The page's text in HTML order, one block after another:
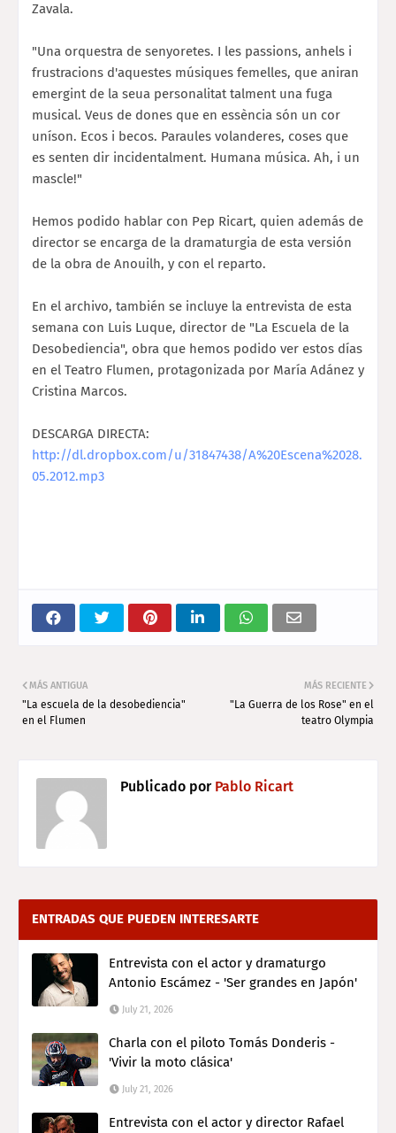
Zavala.
"Una orquestra de senyoretes. I les passions, anhels i
frustracions d'aquestes músiques femelles, que aniran
emergint de la seua personalitat talment una fuga
musical. Veus de dones que en essència són un cor
uníson. Ecos i becos. Paraules volanderes, coses que
es senten dir incidentalment. Humana música. Ah, i un
mascle!"
Hemos podido hablar con Pep Ricart, quien además de
director se encarga de la dramaturgia de esta versión
de la obra de Anouilh, y con el reparto.
En el archivo, también se incluye la entrevista de esta
semana con Luis Luque, director de "La Escuela de la
Desobediencia", obra que hemos podido ver estos días
en el Teatro Flumen, protagonizada por María Adánez y
Cristina Marcos.
DESCARGA DIRECTA:
http://dl.dropbox.com/u/31847438/A%20Escena%2028.
05.2012.mp3
MÁS RECIENTE
"La Guerra de los Rose" en el
teatro Olympia
MÁS ANTIGUA
"La escuela de la desobediencia"
en el Flumen
Publicado porPablo Ricart
ENTRADAS QUE PUEDEN INTERESARTE
Entrevista con el actor y dramaturgo
Antonio Escámez - 'Ser grandes en Japón'
July 21, 2026
Charla con el piloto Tomás Donderis -
'Vivir la moto clásica'
July 21, 2026
Entrevista con el actor y director Rafael